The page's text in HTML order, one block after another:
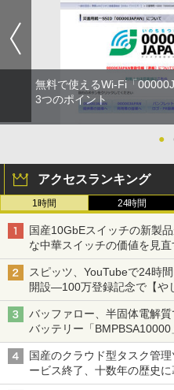
無料で使えるWi-Fi「
3つのポイント
●
アクセスランキング
1時間 24時間
国産10GbEスイッチの新製
な中華スイッチの価値を見直
スピッツ、YouTubeで24時
開設―100万登録記念で【や
バッファロー、半固体電解
バッテリー「
開始
国産のクラウド型タスク管
ービス終了、十数年の歴史に